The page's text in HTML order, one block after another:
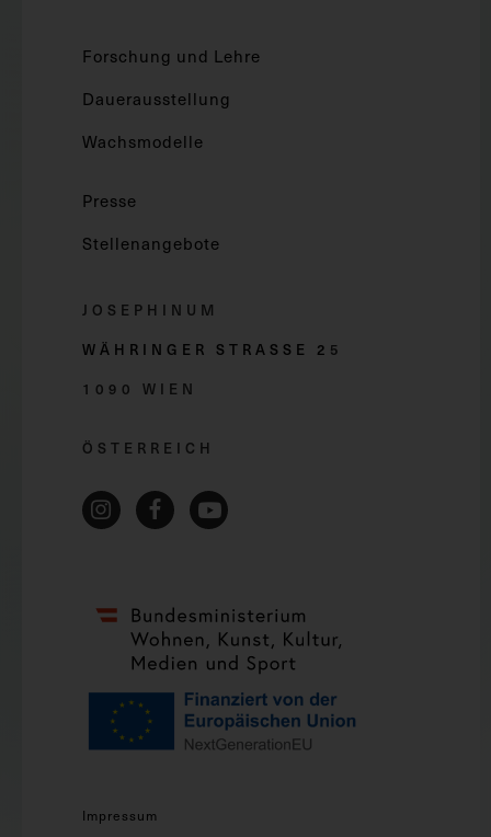
Forschung und Lehre
Dauerausstellung
Wachsmodelle
Presse
Stellenangebote
JOSEPHINUM
WÄHRINGER STRASSE 2 5
1090 WIEN
ÖSTERREICH
Impressum